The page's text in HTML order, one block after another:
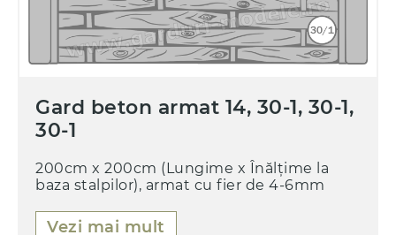
Gard beton armat 14, 30-1, 30-1,
30-1
200cm x 200cm (Lungime x Înălțime la
baza stalpilor), armat cu fier de 4-6mm
Vezi mai mult